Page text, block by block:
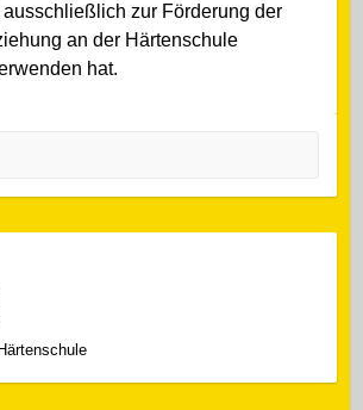
zur Förderung der
an der Härtenschule
hat.